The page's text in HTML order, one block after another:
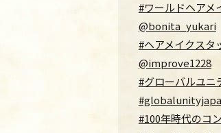
#ワールドヘアメ
@bonita_yukari
#ヘアメイクスタ
@improve1228
#グローバルユニ
#100年時代のコ